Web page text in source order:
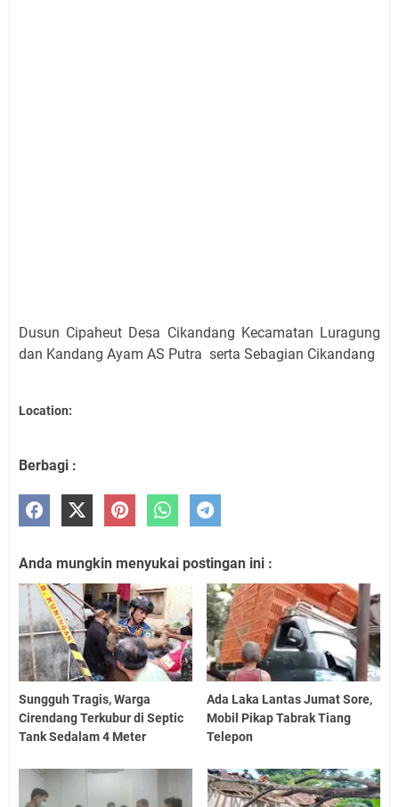
Dusun Cipaheut Desa Cikandang Kecamatan Luragung
dan Kandang Ayam AS Putra serta Sebagian Cikandang
Location:
Berbagi :
Anda mungkin menyukai postingan ini :
Sungguh Tragis, Warga
Cirendang Terkubur di Septic
Tank Sedalam 4 Meter
Ada Laka Lantas Jumat Sore,
Mobil Pikap Tabrak Tiang
Telepon